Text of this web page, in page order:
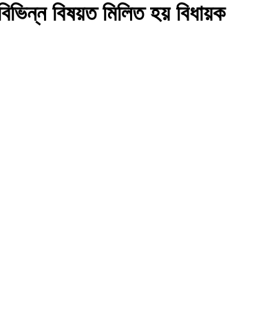
বিষয়ত মিলিত হয় বিধায়ক